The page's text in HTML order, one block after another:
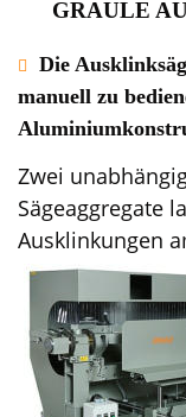
GRAULE

Die
manuell zu
Zwei
Sägeaggregate
Ausklinkungen